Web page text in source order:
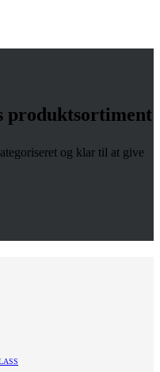
produktsortiment
og klar til at give